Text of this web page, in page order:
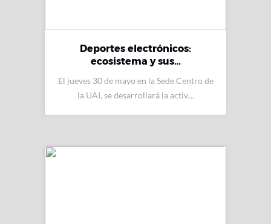
Deportes electrónicos:
ecosistema y sus…
El jueves 30 de mayo en la Sede Centro de
la UAI, se desarrollará la activ…